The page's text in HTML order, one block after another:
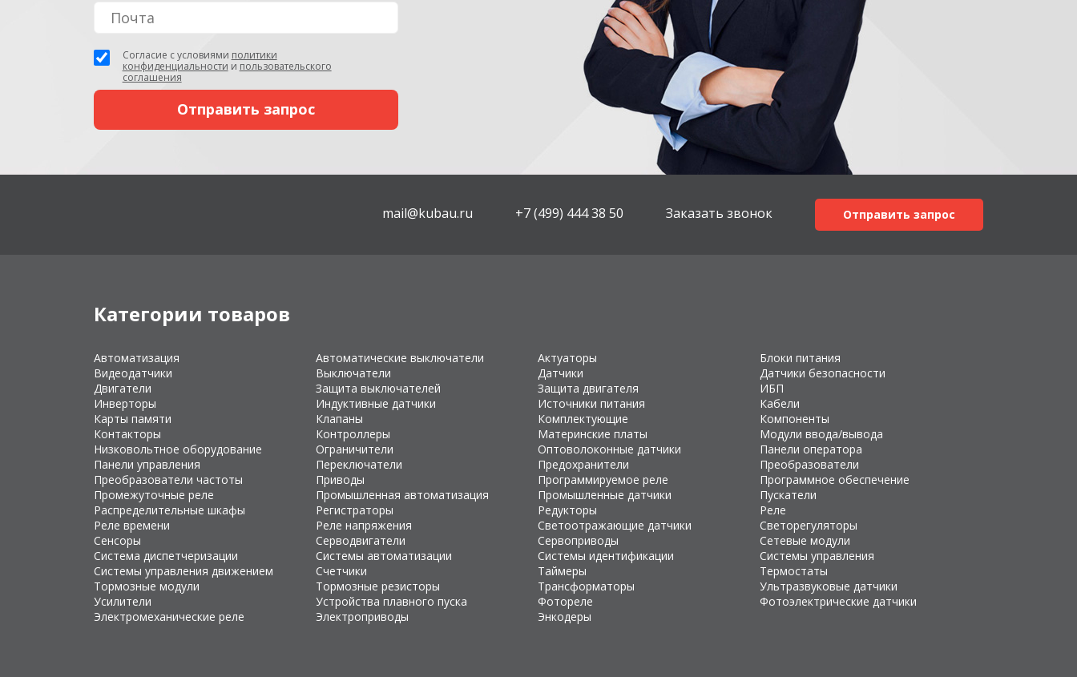
Согласие с условиями политики
конфиденциальности и пользовательского
соглашения
mail@kubau.ru +7 (499) 444 38 50 Заказать звонок Отправить запрос
Категории товаров
Автоматизация Автоматические выключатели Актуаторы
Блоки питания
Видеодатчики
Выключатели Датчики
Датчики безопасности
Двигатели
Защита выключателей Защита двигателя
ИБП
Инверторы
Индуктивные датчики Источники питания
Кабели
Карты памяти
Клапаны Комплектующие
Компоненты
Контакторы
Контроллеры Материнские платы
Модули ввода/вывода
Низковольтное оборудование
Ограничители Оптоволоконные датчики
Панели оператора
Панели управления
Переключатели Предохранители
Преобразователи
Преобразователи частоты
Приводы Программируемое реле
Программное обеспечение
Промежуточные реле
Промышленная автоматизация Промышленные датчики
Пускатели
Распределительные шкафы
Регистраторы Редукторы
Реле
Реле времени
Реле напряжения Светоотражающие датчики
Светорегуляторы
Сенсоры
Серводвигатели Сервоприводы
Сетевые модули
Система диспетчеризации
Системы автоматизации Системы идентификации
Системы управления
Системы управления движением
Счетчики Таймеры
Термостаты
Тормозные модули
Тормозные резисторы Трансформаторы
Ультразвуковые датчики
Усилители
Устройства плавного пуска Фотореле
Фотоэлектрические датчики
Электромеханические реле
Электроприводы Энкодеры